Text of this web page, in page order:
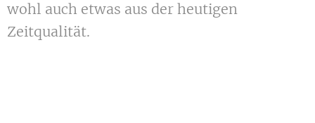
wohl auch etwas aus der heutigen
Zeitqualität.